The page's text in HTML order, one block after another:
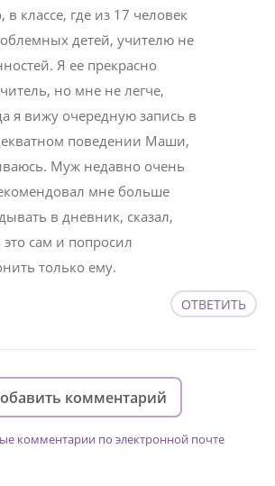
в классе, где из 17 человек
детей, учителю не
Я ее прекрасно
но мне не легче,
я вижу очередную запись в
поведении Маши,
Муж недавно очень
мне больше
в дневник, сказал,
это сам и попросил
только ему.
ОТВЕТИТЬ
комментарий
комментарии по электронной почте